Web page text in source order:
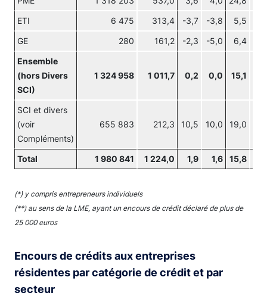
ETI 6 475 313,4 -3,7 -3,8 5,5
GE 280 161,2 -2,3 -5,0 6,4
Ensemble
(hors Divers
SCI)
1 324 958 1 011,7 0,2 0,0 15,1
SCI et divers
(voir
Compléments)
655 883 212,3 10,5 10,0 19,0
Total 1 980 841 1 224,0 1,9 1,6 15,8
(*) y compris entrepreneurs individuels
(**) au sens de la LME, ayant un encours de crédit déclaré de plus de
25 000 euros
Encours de crédits aux entreprises
résidentes par catégorie de crédit et par
secteur